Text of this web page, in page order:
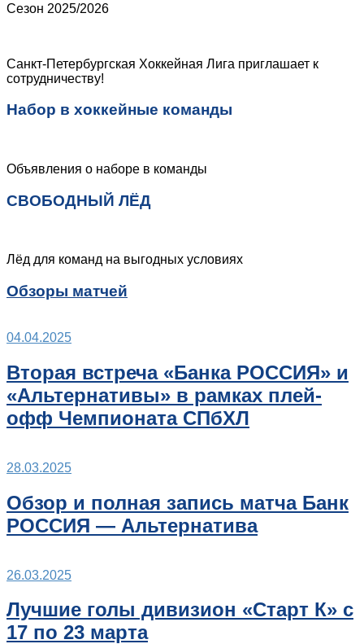
Сезон 2025/2026
Санкт-Петербургская Хоккейная Лига приглашает к
сотрудничеству!
Набор в хоккейные команды
Объявления о наборе в команды
СВОБОДНЫЙ ЛЁД
Лёд для команд на выгодных условиях
Обзоры матчей
04.04.2025
Вторая встреча «Банка РОССИЯ» и
«Альтернативы» в рамках плей-
офф Чемпионата СПбХЛ
28.03.2025
Обзор и полная запись матча Банк
РОССИЯ — Альтернатива
26.03.2025
Лучшие голы дивизион «Старт К» с
17 по 23 марта